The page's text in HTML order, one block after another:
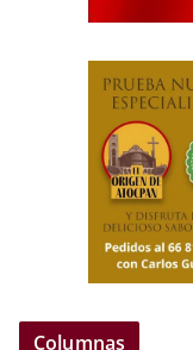
Columnas